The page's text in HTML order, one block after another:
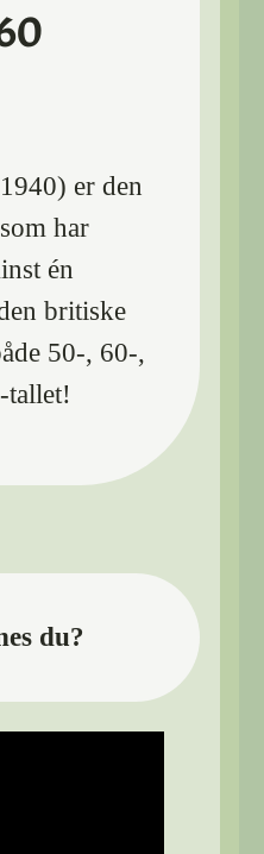
er den
har
én
britiske
50-, 60-,
tallet!
du?